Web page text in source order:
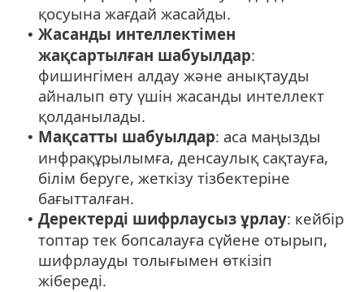
қосуына жағдай жасайды.
• Жасанды интеллектімен
жақсартылған шабуылдар:
фишингімен алдау және анықтауды
айналып өту үшін жасанды интеллект
қолданылады.
• Мақсатты шабуылдар: аса маңызды
инфрақұрылымға, денсаулық сақтауға,
білім беруге, жеткізу тізбектеріне
бағытталған.
• Деректерді шифрлаусыз ұрлау: кейбір
топтар тек бопсалауға сүйене отырып,
шифрлауды толығымен өткізіп
жібереді.